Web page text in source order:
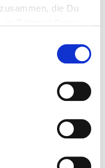
die Du